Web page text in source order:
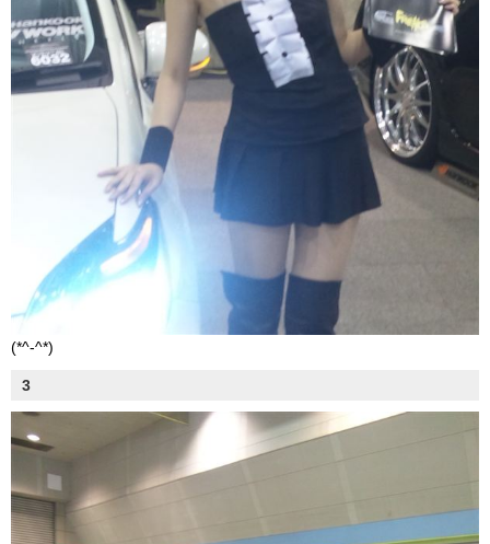
(*^-^*)
3